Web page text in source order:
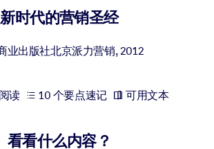
的知识引入您的 LMS/LXP，以获得更强的学习效
的知识为您的人工智能系统提供动力，以改善输
新时代的营销圣经
业出版社北京派力营销,2012
读 10 个要点速记 可用文本
看看什么内容？